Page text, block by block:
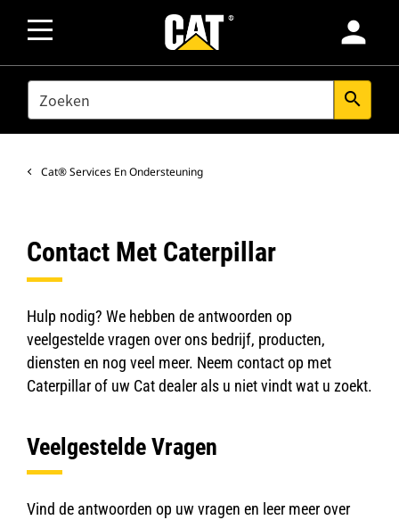
person
SEARCH search
Cat® Services En Ondersteuning
Contact Met Caterpillar
Hulp nodig? We hebben de antwoorden op
veelgestelde vragen over ons bedrijf, producten,
diensten en nog veel meer. Neem contact op met
Caterpillar of uw Cat dealer als u niet vindt wat u zoekt.
Veelgestelde Vragen
Vind de antwoorden op uw vragen en leer meer over